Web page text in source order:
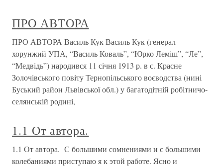
ПРО АВТОРА
ПРО АВТОРА Василь Кук Василь Кук (генерал-
хорунжий УПА, “Василь Коваль”, “Юрко Леміш”, “Ле”,
“Медвідь”) народився 11 січня 1913 р. в с. Красне
Золочівського повіту Тернопільського воєводства (нині
Буський район Львівської обл.) у багатодітній робітничо-
селянській родині,
1.1 От автора.
1.1 От автора. С большими сомнениями и с большими
колебаниями приступаю я к этой работе. Ясно и